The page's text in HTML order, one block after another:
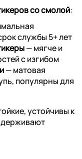
со смолой:
службы 5+ лет
— мягче и
с изгибом
— матовая
популярны для
устойчивы к